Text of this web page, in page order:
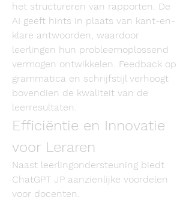
het structureren van rapporten. De
AI geeft hints in plaats van kant-en-
klare antwoorden, waardoor
leerlingen hun probleemoplossend
vermogen ontwikkelen. Feedback op
grammatica en schrijfstijl verhoogt
bovendien de kwaliteit van de
leerresultaten.
Efficiëntie en Innovatie
voor Leraren
Naast leerlingondersteuning biedt
ChatGPT JP aanzienlijke voordelen
voor docenten.